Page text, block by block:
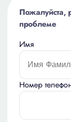
Пожалуйста,
проблеме
Имя
Номер